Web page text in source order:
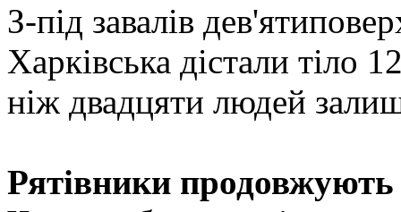
З-під завалів
Харківська дістали тіло
ніж двадцяти людей
Рятівники